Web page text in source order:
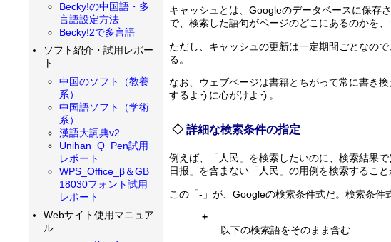
キャッシュとは、Googleのデータベースに保存
で、検索した語句がページのどこにあるのかを、
ただし、キャッシュの更新は一定期間ごとなの
る。
なお、ウェブページは書籍とちがって常に書き
するように心がけよう。
詳細な検索条件の指定†
例えば、「人民」を検索したいのに、検索結果
日报」を含まない「人民」の用例を検索すること
この「-」が、Googleの検索条件式だ。検索条件
+
以下の検索語をそのまま含む
Becky!の中国語・多
言語設定方法
Becky!2で多言語
ソフト紹介・試用レポー
ト
中国のソフト（教養
系）
中国語ソフト（学術
系）
漢語大詞典v2
Unihan_Q_Pen試用
レポート
WPS_Office_β＆GB
18030フォント試用
レポート
Webサイト使用マニュア
ル